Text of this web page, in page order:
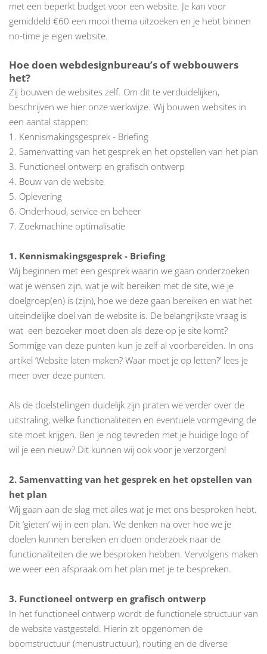
met een beperkt budget voor een website. Je kan voor
gemiddeld €60 een mooi thema uitzoeken en je hebt binnen
no-time je eigen website.
Hoe doen webdesignbureau’s of webbouwers
het?
Zij bouwen de websites zelf. Om dit te verduidelijken,
beschrijven we hier onze werkwijze. Wij bouwen websites in
een aantal stappen:
1. Kennismakingsgesprek - Briefing
2. Samenvatting van het gesprek en het opstellen van het plan
3. Functioneel ontwerp en grafisch ontwerp
4. Bouw van de website
5. Oplevering
6. Onderhoud, service en beheer
7. Zoekmachine optimalisatie
1. Kennismakingsgesprek - Briefing
Wij beginnen met een gesprek waarin we gaan onderzoeken
wat je wensen zijn, wat je wilt bereiken met de site, wie je
doelgroep(en) is (zijn), hoe we deze gaan bereiken en wat het
uiteindelijke doel van de website is. De belangrijkste vraag is
wat een bezoeker moet doen als deze op je site komt?
Sommige van deze punten kun je zelf al voorbereiden. In ons
artikel ‘Website laten maken? Waar moet je op letten?’ lees je
meer over deze punten.
Als de doelstellingen duidelijk zijn praten we verder over de
uitstraling, welke functionaliteiten en eventuele vormgeving de
site moet krijgen. Ben je nog tevreden met je huidige logo of
wil je een nieuw? Dit kunnen wij ook voor je verzorgen!
2. Samenvatting van het gesprek en het opstellen van
het plan
Wij gaan aan de slag met alles wat je met ons besproken hebt.
Dit ‘gieten’ wij in een plan. We denken na over hoe we je
doelen kunnen bereiken en doen onderzoek naar de
functionaliteiten die we besproken hebben. Vervolgens maken
we weer een afspraak om het plan met je te bespreken.
3. Functioneel ontwerp en grafisch ontwerp
In het functioneel ontwerp wordt de functionele structuur van
de website vastgesteld. Hierin zit opgenomen de
boomstructuur (menustructuur), routing en de diverse